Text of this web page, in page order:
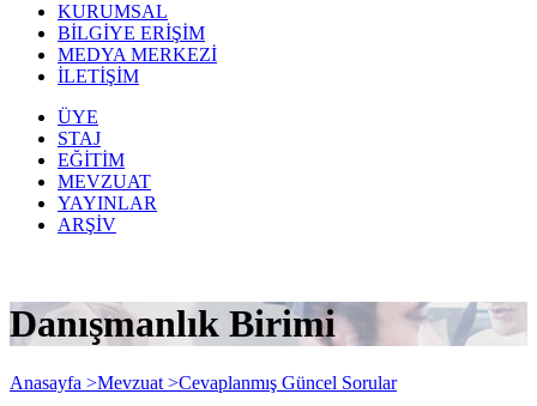
KURUMSAL
BİLGİYE ERİŞİM
MEDYA MERKEZİ
İLETİŞİM
ÜYE
STAJ
EĞİTİM
MEVZUAT
YAYINLAR
ARŞİV
Danışmanlık Birimi
Anasayfa >Mevzuat >Cevaplanmış Güncel Sorular